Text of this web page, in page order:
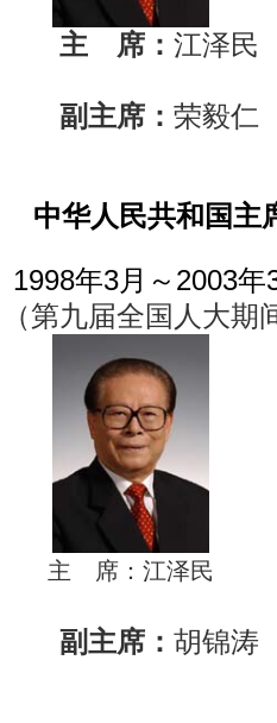
主 席： 江泽民
副主席： 荣毅仁
中华人民共和国主
年3月～2003年
九届全国人大期
主 席：江泽民
副主席： 胡锦涛